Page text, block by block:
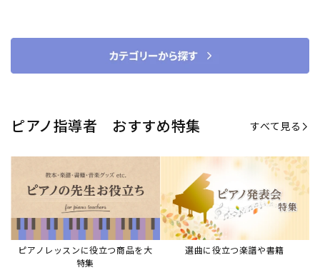
ピアノ指導者 おすすめ特集 すべて見る
ピアノレッスンに役立つ商品を大
特集
選曲に役立つ楽譜や書籍